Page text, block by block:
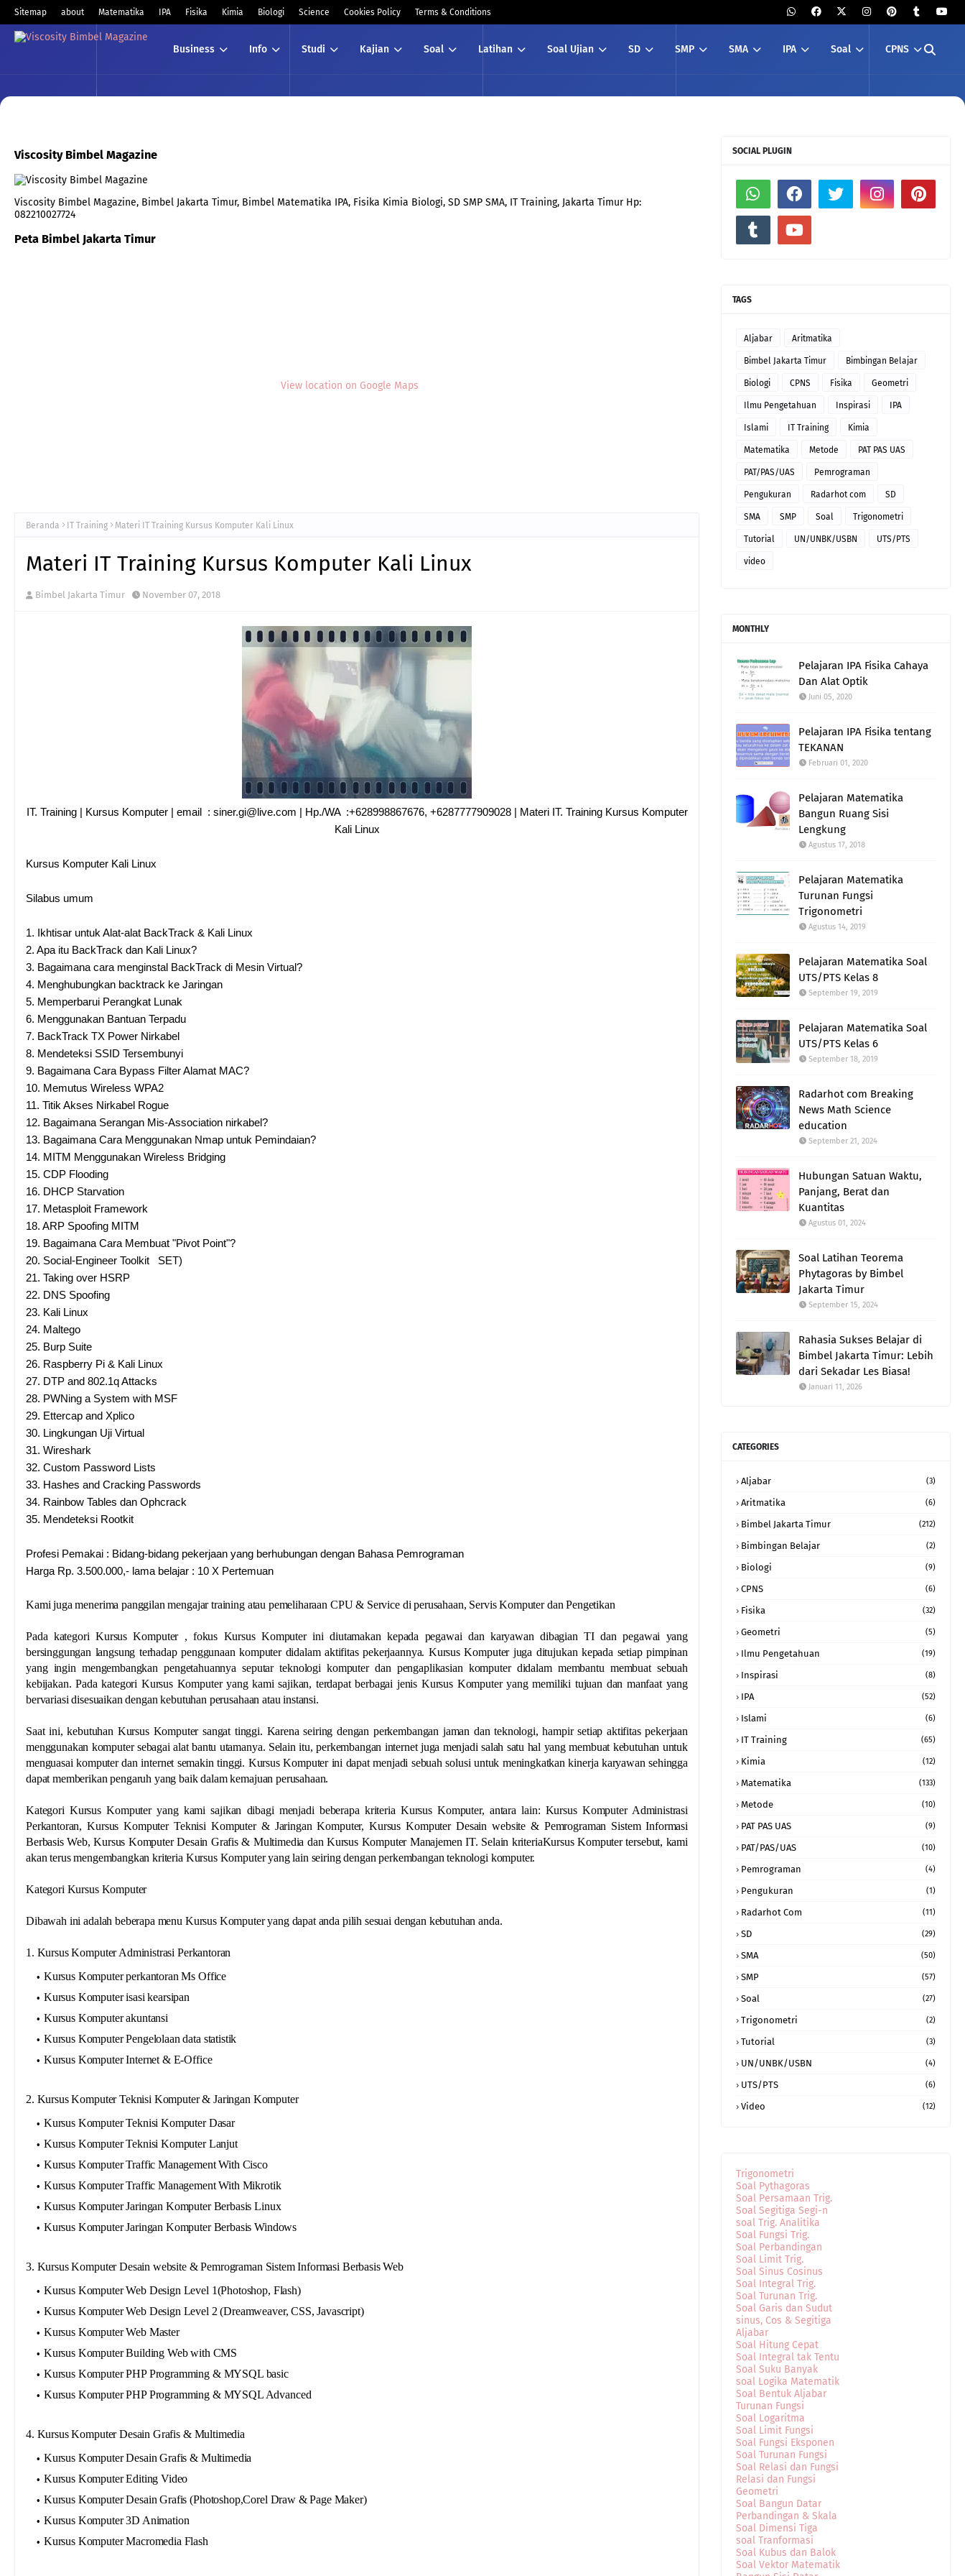
Sitemap about Matematika IPA Fisika Kimia Biologi Science Cookies Policy Terms & Conditions
Business Info Studi Kajian Soal Latihan Soal Ujian SD SMP SMA IPA Soal CPNS
Viscosity Bimbel Magazine
Viscosity Bimbel Magazine, Bimbel Jakarta Timur, Bimbel Matematika IPA, Fisika Kimia Biologi, SD SMP SMA, IT Training, Jakarta Timur Hp:
082210027724
Peta Bimbel Jakarta Timur
View location on Google Maps
Beranda IT Training Materi IT Training Kursus Komputer Kali Linux
Materi IT Training Kursus Komputer Kali Linux
Bimbel Jakarta Timur November 07, 2018
IT. Training | Kursus Komputer | email : siner.gi@live.com | Hp./WA :+628998867676, +6287777909028 | Materi IT. Training Kursus Komputer
Kali Linux
Kursus Komputer Kali Linux
Silabus umum
1. Ikhtisar untuk Alat-alat BackTrack & Kali Linux
2. Apa itu BackTrack dan Kali Linux?
3. Bagaimana cara menginstal BackTrack di Mesin Virtual?
4. Menghubungkan backtrack ke Jaringan
5. Memperbarui Perangkat Lunak
6. Menggunakan Bantuan Terpadu
7. BackTrack TX Power Nirkabel
8. Mendeteksi SSID Tersembunyi
9. Bagaimana Cara Bypass Filter Alamat MAC?
10. Memutus Wireless WPA2
11. Titik Akses Nirkabel Rogue
12. Bagaimana Serangan Mis-Association nirkabel?
13. Bagaimana Cara Menggunakan Nmap untuk Pemindaian?
14. MITM Menggunakan Wireless Bridging
15. CDP Flooding
16. DHCP Starvation
17. Metasploit Framework
18. ARP Spoofing MITM
19. Bagaimana Cara Membuat "Pivot Point"?
20. Social-Engineer Toolkit SET)
21. Taking over HSRP
22. DNS Spoofing
23. Kali Linux
24. Maltego
25. Burp Suite
26. Raspberry Pi & Kali Linux
27. DTP and 802.1q Attacks
28. PWNing a System with MSF
29. Ettercap and Xplico
30. Lingkungan Uji Virtual
31. Wireshark
32. Custom Password Lists
33. Hashes and Cracking Passwords
34. Rainbow Tables dan Ophcrack
35. Mendeteksi Rootkit
Profesi Pemakai : Bidang-bidang pekerjaan yang berhubungan dengan Bahasa Pemrograman
Harga Rp. 3.500.000,- lama belajar : 10 X Pertemuan
Kami juga menerima panggilan mengajar training atau pemeliharaan CPU & Service di perusahaan, Servis Komputer dan Pengetikan
Pada kategori Kursus Komputer , fokus Kursus Komputer ini diutamakan kepada pegawai dan karyawan dibagian TI dan pegawai yang
bersinggungan langsung terhadap penggunaan komputer didalam aktifitas pekerjaannya. Kursus Komputer juga ditujukan kepada setiap pimpinan
yang ingin mengembangkan pengetahuannya seputar teknologi komputer dan pengaplikasian komputer didalam membantu membuat sebuah
kebijakan. Pada kategori Kursus Komputer yang kami sajikan, terdapat berbagai jenis Kursus Komputer yang memiliki tujuan dan manfaat yang
bervariasi disesuaikan dengan kebutuhan perusahaan atau instansi.
Saat ini, kebutuhan Kursus Komputer sangat tinggi. Karena seiring dengan perkembangan jaman dan teknologi, hampir setiap aktifitas pekerjaan
menggunakan komputer sebagai alat bantu utamanya. Selain itu, perkembangan internet juga menjadi salah satu hal yang membuat kebutuhan untuk
menguasai komputer dan internet semakin tinggi. Kursus Komputer ini dapat menjadi sebuah solusi untuk meningkatkan kinerja karyawan sehingga
dapat memberikan pengaruh yang baik dalam kemajuan perusahaan.
Kategori Kursus Komputer yang kami sajikan dibagi menjadi beberapa kriteria Kursus Komputer, antara lain: Kursus Komputer Administrasi
Perkantoran, Kursus Komputer Teknisi Komputer & Jaringan Komputer, Kursus Komputer Desain website & Pemrograman Sistem Informasi
Berbasis Web, Kursus Komputer Desain Grafis & Multimedia dan Kursus Komputer Manajemen IT. Selain kriteriaKursus Komputer tersebut, kami
akan terus mengembangkan kriteria Kursus Komputer yang lain seiring dengan perkembangan teknologi komputer.
Kategori Kursus Komputer
Dibawah ini adalah beberapa menu Kursus Komputer yang dapat anda pilih sesuai dengan kebutuhan anda.
1. Kursus Komputer Administrasi Perkantoran
Kursus Komputer perkantoran Ms Office
Kursus Komputer isasi kearsipan
Kursus Komputer akuntansi
Kursus Komputer Pengelolaan data statistik
Kursus Komputer Internet & E-Office
2. Kursus Komputer Teknisi Komputer & Jaringan Komputer
Kursus Komputer Teknisi Komputer Dasar
Kursus Komputer Teknisi Komputer Lanjut
Kursus Komputer Traffic Management With Cisco
Kursus Komputer Traffic Management With Mikrotik
Kursus Komputer Jaringan Komputer Berbasis Linux
Kursus Komputer Jaringan Komputer Berbasis Windows
3. Kursus Komputer Desain website & Pemrograman Sistem Informasi Berbasis Web
Kursus Komputer Web Design Level 1(Photoshop, Flash)
Kursus Komputer Web Design Level 2 (Dreamweaver, CSS, Javascript)
Kursus Komputer Web Master
Kursus Komputer Building Web with CMS
Kursus Komputer PHP Programming & MYSQL basic
Kursus Komputer PHP Programming & MYSQL Advanced
4. Kursus Komputer Desain Grafis & Multimedia
Kursus Komputer Desain Grafis & Multimedia
Kursus Komputer Editing Video
Kursus Komputer Desain Grafis (Photoshop,Corel Draw & Page Maker)
Kursus Komputer 3D Animation
Kursus Komputer Macromedia Flash
SOCIAL PLUGIN
TAGS
Aljabar Aritmatika
Bimbel Jakarta Timur Bimbingan Belajar
Biologi CPNS Fisika Geometri
Ilmu Pengetahuan Inspirasi IPA
Islami IT Training Kimia
Matematika Metode PAT PAS UAS
PAT/PAS/UAS Pemrograman
Pengukuran Radarhot com SD
SMA SMP Soal Trigonometri
Tutorial UN/UNBK/USBN UTS/PTS
video
MONTHLY
Pelajaran IPA Fisika Cahaya
Dan Alat Optik
Juni 05, 2020
Pelajaran IPA Fisika tentang
TEKANAN
Februari 01, 2020
Pelajaran Matematika
Bangun Ruang Sisi
Lengkung
Agustus 17, 2018
Pelajaran Matematika
Turunan Fungsi
Trigonometri
Agustus 14, 2019
Pelajaran Matematika Soal
UTS/PTS Kelas 8
September 19, 2019
Pelajaran Matematika Soal
UTS/PTS Kelas 6
September 18, 2019
Radarhot com Breaking
News Math Science
education
September 21, 2024
Hubungan Satuan Waktu,
Panjang, Berat dan
Kuantitas
Agustus 01, 2024
Soal Latihan Teorema
Phytagoras by Bimbel
Jakarta Timur
September 15, 2024
Rahasia Sukses Belajar di
Bimbel Jakarta Timur: Lebih
dari Sekadar Les Biasa!
Januari 11, 2026
CATEGORIES
Aljabar (3)
Aritmatika (6)
Bimbel Jakarta Timur (212)
Bimbingan Belajar (2)
Biologi (9)
CPNS (6)
Fisika (32)
Geometri (5)
Ilmu Pengetahuan (19)
Inspirasi (8)
IPA (52)
Islami (6)
IT Training (65)
Kimia (12)
Matematika (133)
Metode (10)
PAT PAS UAS (9)
PAT/PAS/UAS (10)
Pemrograman (4)
Pengukuran (1)
Radarhot Com (11)
SD (29)
SMA (50)
SMP (57)
Soal (27)
Trigonometri (2)
Tutorial (3)
UN/UNBK/USBN (4)
UTS/PTS (6)
Video (12)
Trigonometri
Soal Pythagoras
Soal Persamaan Trig.
Soal Segitiga Segi-n
soal Trig. Analitika
Soal Fungsi Trig.
Soal Perbandingan
Soal Limit Trig.
Soal Sinus Cosinus
Soal Integral Trig.
Soal Turunan Trig.
Soal Garis dan Sudut
sinus, Cos & Segitiga
Aljabar
Soal Hitung Cepat
Soal Integral tak Tentu
Soal Suku Banyak
soal Logika Matematik
Soal Bentuk Aljabar
Turunan Fungsi
Soal Logaritma
Soal Limit Fungsi
Soal Fungsi Eksponen
Soal Turunan Fungsi
Soal Relasi dan Fungsi
Relasi dan Fungsi
Geometri
Soal Bangun Datar
Perbandingan & Skala
Soal Dimensi Tiga
soal Tranformasi
Soal Kubus dan Balok
Soal Vektor Matematik